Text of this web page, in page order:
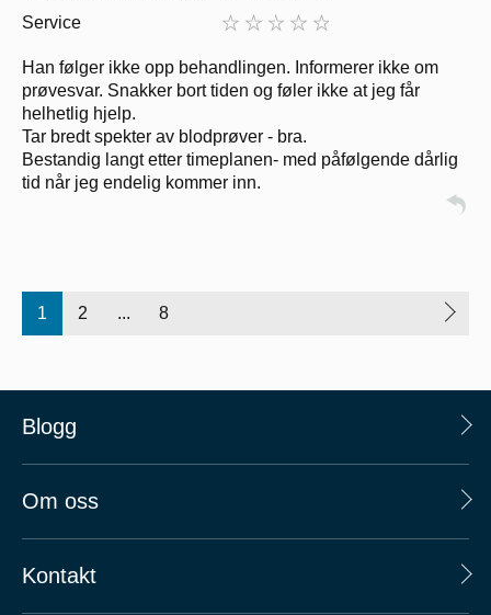
Service
Han følger ikke opp behandlingen. Informerer ikke om
prøvesvar. Snakker bort tiden og føler ikke at jeg får
helhetlig hjelp.
Tar bredt spekter av blodprøver - bra.
Bestandig langt etter timeplanen- med påfølgende dårlig
tid når jeg endelig kommer inn.
1 2 ... 8
Blogg
Om oss
Kontakt